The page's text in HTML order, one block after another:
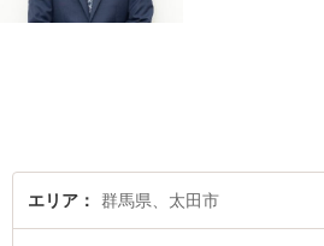
エリア 群馬県、太田市